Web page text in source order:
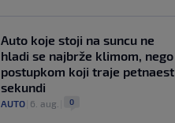
Auto koje stoji na suncu ne
hladi se najbrže klimom, nego
postupkom koji traje petnaest
sekundi
AUTO| 6. aug. 0